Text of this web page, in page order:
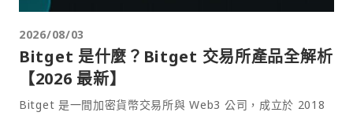
2026/08/03
Bitget 是什麼？Bitget 交易所產品全解析
【2026 最新】
Bitget 是一間加密貨幣交易所與 Web3 公司，成立於 2018